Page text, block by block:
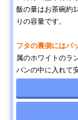
飯の量はお茶碗約
りの容量です。
フタの裏側にはパ
属のホワイトのラ
バンの中に入れて